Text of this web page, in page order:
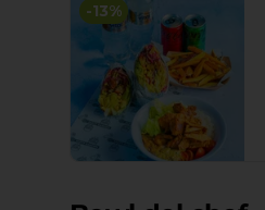
-13%